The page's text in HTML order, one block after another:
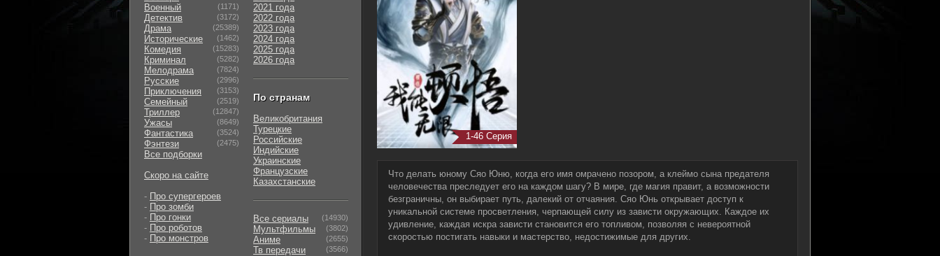
1-46 Серия
Что делать юному Сяо Юню, когда его имя омрачено позором, а клеймо сына предателя
человечества преследует его на каждом шагу? В мире, где магия правит, а возможности
безграничны, он выбирает путь, далекий от отчаяния. Сяо Юнь открывает доступ к
уникальной системе просветления, черпающей силу из зависти окружающих. Каждое их
удивление, каждая искра зависти становится его топливом, позволяя с невероятной
скоростью постигать навыки и мастерство, недостижимые для других.
Военный (1171)
Детектив (3172)
Драма (25389)
Исторические (1462)
Комедия (15283)
Криминал (5282)
Мелодрама (7824)
Русские (2996)
Приключения (3153)
Семейный (2519)
Триллер (12847)
Ужасы (8649)
Фантастика (3524)
Фэнтези (2475)
Все подборки
Скоро на сайте
- Про супергероев
- Про зомби
- Про гонки
- Про роботов
- Про монстров
2021 года
2022 года
2023 года
2024 года
2025 года
2026 года
По странам
Великобритания
Турецкие
Российские
Индийские
Украинские
Французские
Казахстанские
Все сериалы (14930)
Мультфильмы (3802)
Аниме (2655)
Тв передачи (3566)